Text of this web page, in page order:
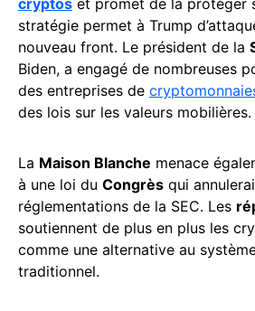
stratégie permet à Trump
nouveau front. Le président de la
Biden, a engagé de nombreuses
des entreprises de
des lois sur les valeurs mobilières.
La Maison Blanche menace
à une loi du Congrès qui
réglementations de la SEC. Les
soutiennent de plus en plus les
comme une alternative au
traditionnel.